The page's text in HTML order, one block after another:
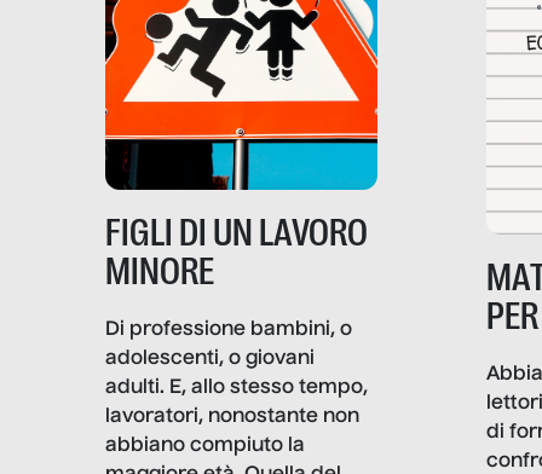
frattura. Questo reportage
nasce dall’idea che guerre
e crisi penetrino nel tessuto
più intimo delle società per
alterarne le molecole
professionali – e, attraverso
esse, il senso stesso della
gravità.
FIGLI DI UN LAVORO
MINORE
Di professione bambini, o
adolescenti, o giovani
adulti. E, allo stesso tempo,
lavoratori, nonostante non
abbiano compiuto la
di